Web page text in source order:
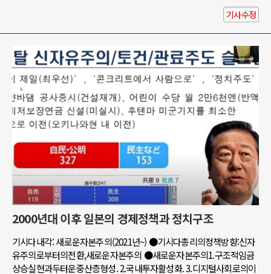
기사수정
2000년대 이후 일본의 경제정책과 정치구조
기시다내각: 새로운자본주의(2021년~) ●기시다총리의정책방향:신자
유주의로부터의전환,새로운자본주의 ●새로운자본주의1.구조적임금
상승실현과두터운중산층형성. 2.국내투자활성화. 3.디지털사회로의이